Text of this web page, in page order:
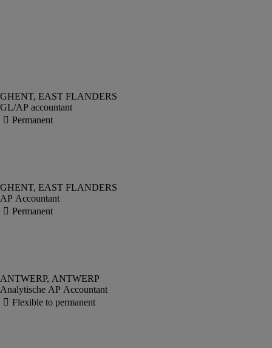
GL/AP accountant
AP Accountant
Analytische AP Accountant